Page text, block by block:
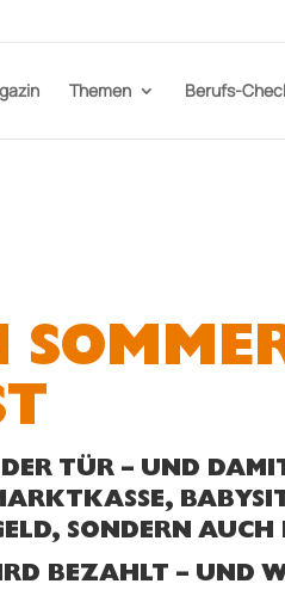
Themen Berufs-
TÜR – UND
SONDERN AUCH
BEZAHLT – UND